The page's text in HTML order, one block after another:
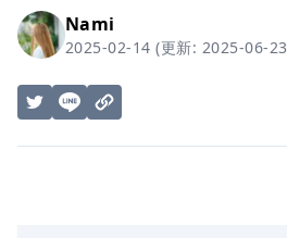
Nami
2025-02-14 (更新: 2025-06-23